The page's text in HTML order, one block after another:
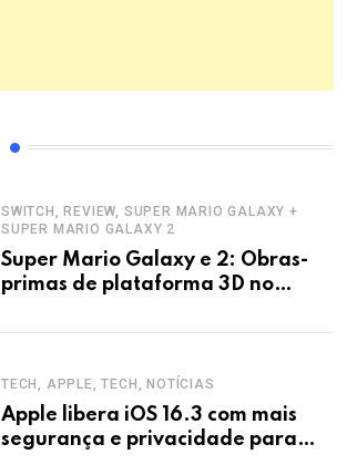
SWITCH, REVIEW, SUPER MARIO GALAXY +
SUPER MARIO GALAXY 2
Super Mario Galaxy e 2: Obras-
primas de plataforma 3D no
TECH, APPLE, TECH, NOTÍCIAS
Apple libera iOS 16.3 com mais
segurança e privacidade para